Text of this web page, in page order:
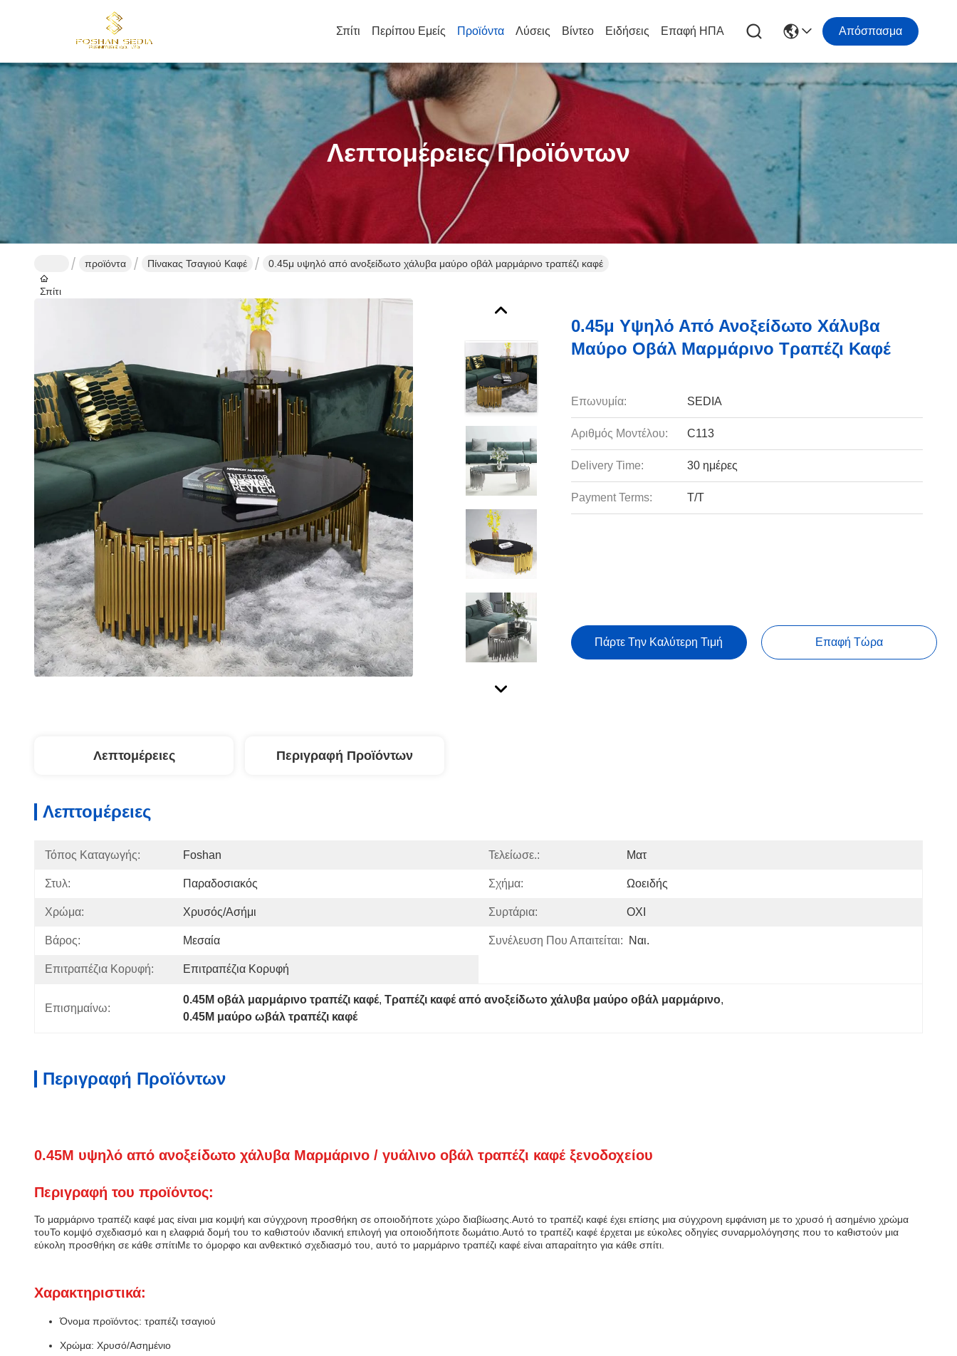
Σπίτι Περίπου Εμείς Προϊόντα Λύσεις Βίντεο Ειδήσεις Επαφή ΗΠΑ Απόσπασμα
Λεπτομέρειες Προϊόντων
Σπίτι
προϊόντα Πίνακας Τσαγιού Καφέ 0.45μ υψηλό από ανοξείδωτο χάλυβα μαύρο οβάλ μαρμάρινο τραπέζι καφέ
0.45μ Υψηλό Από Ανοξείδωτο Χάλυβα
Μαύρο Οβάλ Μαρμάρινο Τραπέζι Καφέ
Επωνυμία: SEDIA
Αριθμός Μοντέλου: C113
Delivery Time: 30 ημέρες
Payment Terms: Τ/Τ
Πάρτε Την Καλύτερη Τιμή Επαφή Τώρα
Λεπτομέρειες Περιγραφή Προϊόντων
Λεπτομέρειες
Τόπος Καταγωγής: Foshan Τελείωσε.: Ματ
Στυλ: Παραδοσιακός Σχήμα: Ωοειδής
Χρώμα: Χρυσός/ασήμι Συρτάρια: ΟΧΙ
Βάρος: Μεσαία Συνέλευση Που Απαιτείται: Ναι.
Επιτραπέζια Κορυφή: Επιτραπέζια Κορυφή
Επισημαίνω:
0.45M οβάλ μαρμάρινο τραπέζι καφέ, Τραπέζι καφέ από ανοξείδωτο χάλυβα μαύρο οβάλ μαρμάρινο,
0.45Μ μαύρο ωβάλ τραπέζι καφέ
Περιγραφή Προϊόντων
0.45M υψηλό από ανοξείδωτο χάλυβα Μαρμάρινο / γυάλινο οβάλ τραπέζι καφέ ξενοδοχείου
Περιγραφή του προϊόντος:
Το μαρμάρινο τραπέζι καφέ μας είναι μια κομψή και σύγχρονη προσθήκη σε οποιοδήποτε χώρο διαβίωσης.Αυτό το τραπέζι καφέ έχει επίσης μια σύγχρονη εμφάνιση με το χρυσό ή ασημένιο χρώμα
τουΤο κομψό σχεδιασμό και η ελαφριά δομή του το καθιστούν ιδανική επιλογή για οποιοδήποτε δωμάτιο.Αυτό το τραπέζι καφέ έρχεται με εύκολες οδηγίες συναρμολόγησης που το καθιστούν μια
εύκολη προσθήκη σε κάθε σπίτιΜε το όμορφο και ανθεκτικό σχεδιασμό του, αυτό το μαρμάρινο τραπέζι καφέ είναι απαραίτητο για κάθε σπίτι.
Χαρακτηριστικά:
Όνομα προϊόντος: τραπέζι τσαγιού
Χρώμα: Χρυσό/Ασημένιο